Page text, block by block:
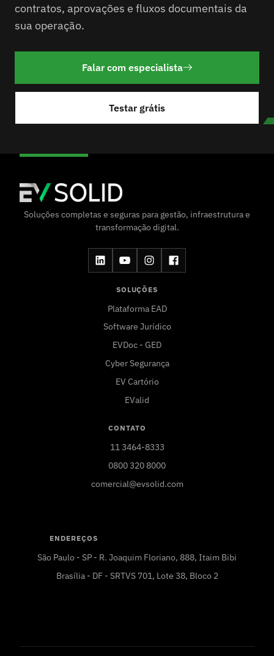
contratos, aprovações e fluxos documentais da
sua operação.
Falar com especialista
Testar grátis
Soluções completas e seguras para gestão, infraestrutura e
transformação digital.
SOLUÇÕES
Plataforma EAD
Software Jurídico
EVDoc - GED
Cyber Segurança
EV Cartório
EValid
CONTATO
11 3464-8333
0800 320 8000
comercial@evsolid.com
ENDEREÇOS
São Paulo - SP - R. Joaquim Floriano, 888, Itaim Bibi
Brasília - DF - SRTVS 701, Lote 38, Bloco 2